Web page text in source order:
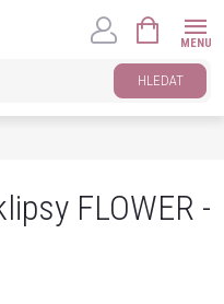
HLEDAT
KOŠÍK
FLOWER -